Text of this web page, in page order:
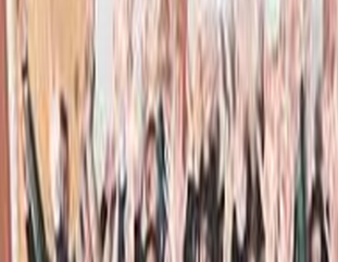
NASTOP (Tadeja Vulc) 2013